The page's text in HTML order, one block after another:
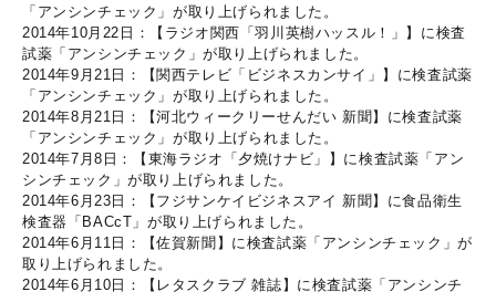
「アンシンチェック」が取り上げられました。
2014年10月22日：【ラジオ関西「羽川英樹ハッスル！」】に検査
試薬「アンシンチェック」が取り上げられました。
2014年9月21日：【関西テレビ「ビジネスカンサイ」】に検査試薬
「アンシンチェック」が取り上げられました。
2014年8月21日：【河北ウィークリーせんだい 新聞】に検査試薬
「アンシンチェック」が取り上げられました。
2014年7月8日：【東海ラジオ「夕焼けナビ」】に検査試薬「アン
シンチェック」が取り上げられました。
2014年6月23日：【フジサンケイビジネスアイ 新聞】に食品衛生
検査器「BACcT」が取り上げられました。
2014年6月11日：【佐賀新聞】に検査試薬「アンシンチェック」が
取り上げられました。
2014年6月10日：【レタスクラブ 雑誌】に検査試薬「アンシンチ